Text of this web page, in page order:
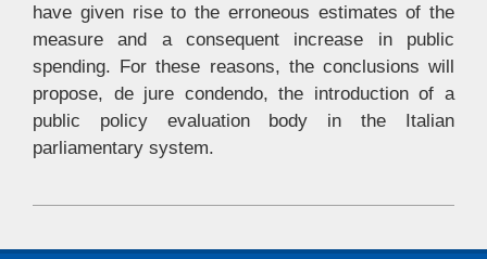
have given rise to the erroneous estimates of the
measure and a consequent increase in public
spending. For these reasons, the conclusions will
propose, de jure condendo, the introduction of a
public policy evaluation body in the Italian
parliamentary system.
02-